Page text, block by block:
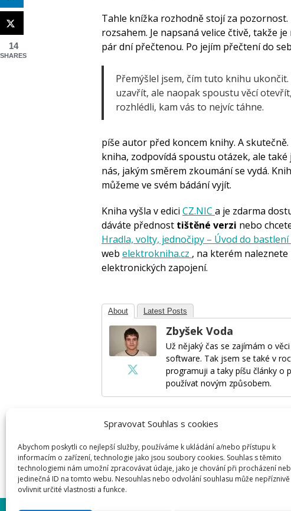
Spravovat Souhlas s cookies
Abychom poskytli co nejlepší služby, používáme k ukládání a/nebo přístupu k
informacím o zařízení, technologie jako jsou soubory cookies. Souhlas s těmito
technologiemi nám umožní zpracovávat údaje, jako je chování při procházení
jedinečná ID na tomto webu. Nesouhlas nebo odvolání souhlasu může nepříznivě
ovlivnit určité vlastnosti a funkce.
Tahle knížka rozhodně stojí za
rozsahem. Je napsaná velice čtivě, takže
pár dní přečtenou. Po jejím přečtení do
Přemýšlel jsem, čím tuto knihu
uzavřít, ale naopak spoustu věcí
rozhlédli, kam vás to nejvíc táhne.
píše autor před koncem knihy. A
kniha, zodpovídá spoustu otázek, ale
nás, jakým směrem zkoumání se vydá.
můžeme ve svém bádání vyjít.
Kniha vyšla v edici CZ.NIC a je zdarma
dáváte přednost tištěné verzi nebo
Hradla, volty, jednočipy – Úvod do bastlení
web elektrokniha.cz , na kterém
elektronických zapojení.
About Latest Posts
Zbyšek Voda
Už nějaký čas se zajímám o
software. Tak jsem se také v
programuji a taky píšu články o
používat novým způsobem.
Napsat komentář
Pro přidávání komentářů se musíte nejdříve
14
SHARES